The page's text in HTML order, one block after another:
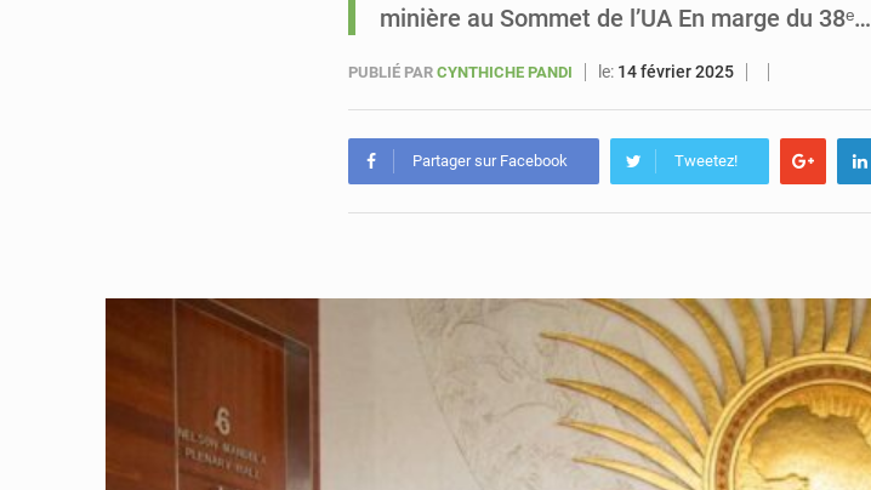
minière au Sommet de l’UA En marge du 38ᵉ…
PUBLIÉ PAR CYNTHICHE PANDI le: 14 février 2025
Partager sur Facebook Tweetez!